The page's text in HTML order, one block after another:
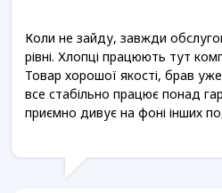
Коли не зайду, завжди
рівні. Хлопці працюють тут
Товар хорошої якості, брав
все стабільно працює понад
приємно дивує на фоні інших